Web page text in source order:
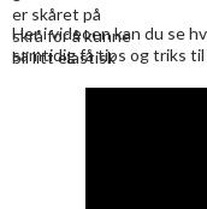
er skåret på
skrå for å kunne
bli litt elastisk
Her i videoen kan du se
samtidig få tips og triks